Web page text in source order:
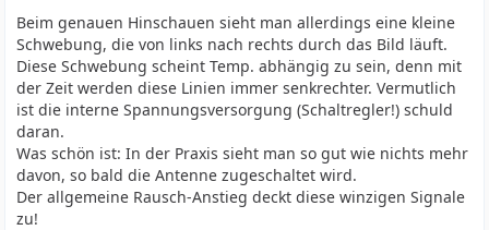
Beim genauen Hinschauen sieht man allerdings eine kleine
Schwebung, die von links nach rechts durch das Bild läuft.
Diese Schwebung scheint Temp. abhängig zu sein, denn mit
der Zeit werden diese Linien immer senkrechter. Vermutlich
ist die interne Spannungsversorgung (Schaltregler!) schuld
daran.
Was schön ist: In der Praxis sieht man so gut wie nichts mehr
davon, so bald die Antenne zugeschaltet wird.
Der allgemeine Rausch-Anstieg deckt diese winzigen Signale
zu!